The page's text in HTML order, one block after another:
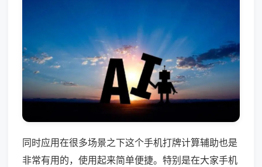
同时应用在很多场景之下这个手机打牌计算辅助也是
非常有用的，使用起来简单便捷。特别是在大家手机